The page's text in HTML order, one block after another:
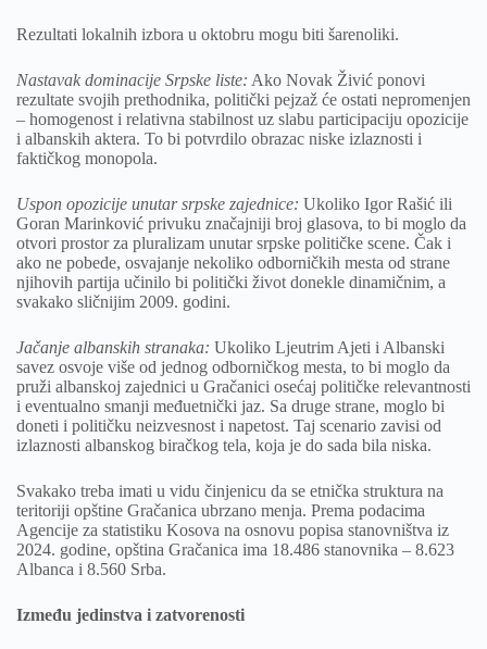
Rezultati lokalnih izbora u oktobru mogu biti šarenoliki.
Nastavak dominacije Srpske liste: Ako Novak Živić ponovi
rezultate svojih prethodnika, politički pejzaž će ostati nepromenjen
– homogenost i relativna stabilnost uz slabu participaciju opozicije
i albanskih aktera. To bi potvrdilo obrazac niske izlaznosti i
faktičkog monopola.
Uspon opozicije unutar srpske zajednice: Ukoliko Igor Rašić ili
Goran Marinković privuku značajniji broj glasova, to bi moglo da
otvori prostor za pluralizam unutar srpske političke scene. Čak i
ako ne pobede, osvajanje nekoliko odborničkih mesta od strane
njihovih partija učinilo bi politički život donekle dinamičnim, a
svakako sličnijim 2009. godini.
Jačanje albanskih stranaka: Ukoliko Ljeutrim Ajeti i Albanski
savez osvoje više od jednog odborničkog mesta, to bi moglo da
pruži albanskoj zajednici u Gračanici osećaj političke relevantnosti
i eventualno smanji međuetnički jaz. Sa druge strane, moglo bi
doneti i političku neizvesnost i napetost. Taj scenario zavisi od
izlaznosti albanskog biračkog tela, koja je do sada bila niska.
Svakako treba imati u vidu činjenicu da se etnička struktura na
teritoriji opštine Gračanica ubrzano menja. Prema podacima
Agencije za statistiku Kosova na osnovu popisa stanovništva iz
2024. godine, opština Gračanica ima 18.486 stanovnika – 8.623
Albanca i 8.560 Srba.
Između jedinstva i zatvorenosti